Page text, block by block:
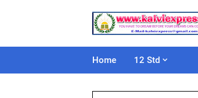
Home 12 Std